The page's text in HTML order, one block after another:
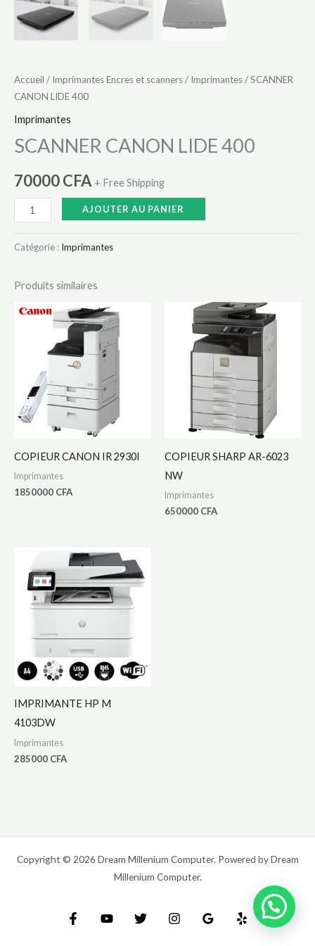
Accueil / Imprimantes Encres et scanners/ Imprimantes/ SCANNER
CANON LIDE 400
Imprimantes
SCANNER CANON LIDE 400
70000CFA + Free Shipping
AJOUTER AU PANIER
Catégorie : Imprimantes
Produits similaires
COPIEUR CANON IR 2930I
Imprimantes
1850000 CFA
COPIEUR SHARP AR-6023
NW
Imprimantes
650000 CFA
IMPRIMANTE HP M
4103DW
Imprimantes
285000 CFA
Copyright © 2026 Dream Millenium Computer. Powered by Dream
Millenium Computer.